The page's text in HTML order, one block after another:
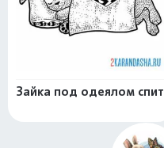
Зайка под одеялом спит